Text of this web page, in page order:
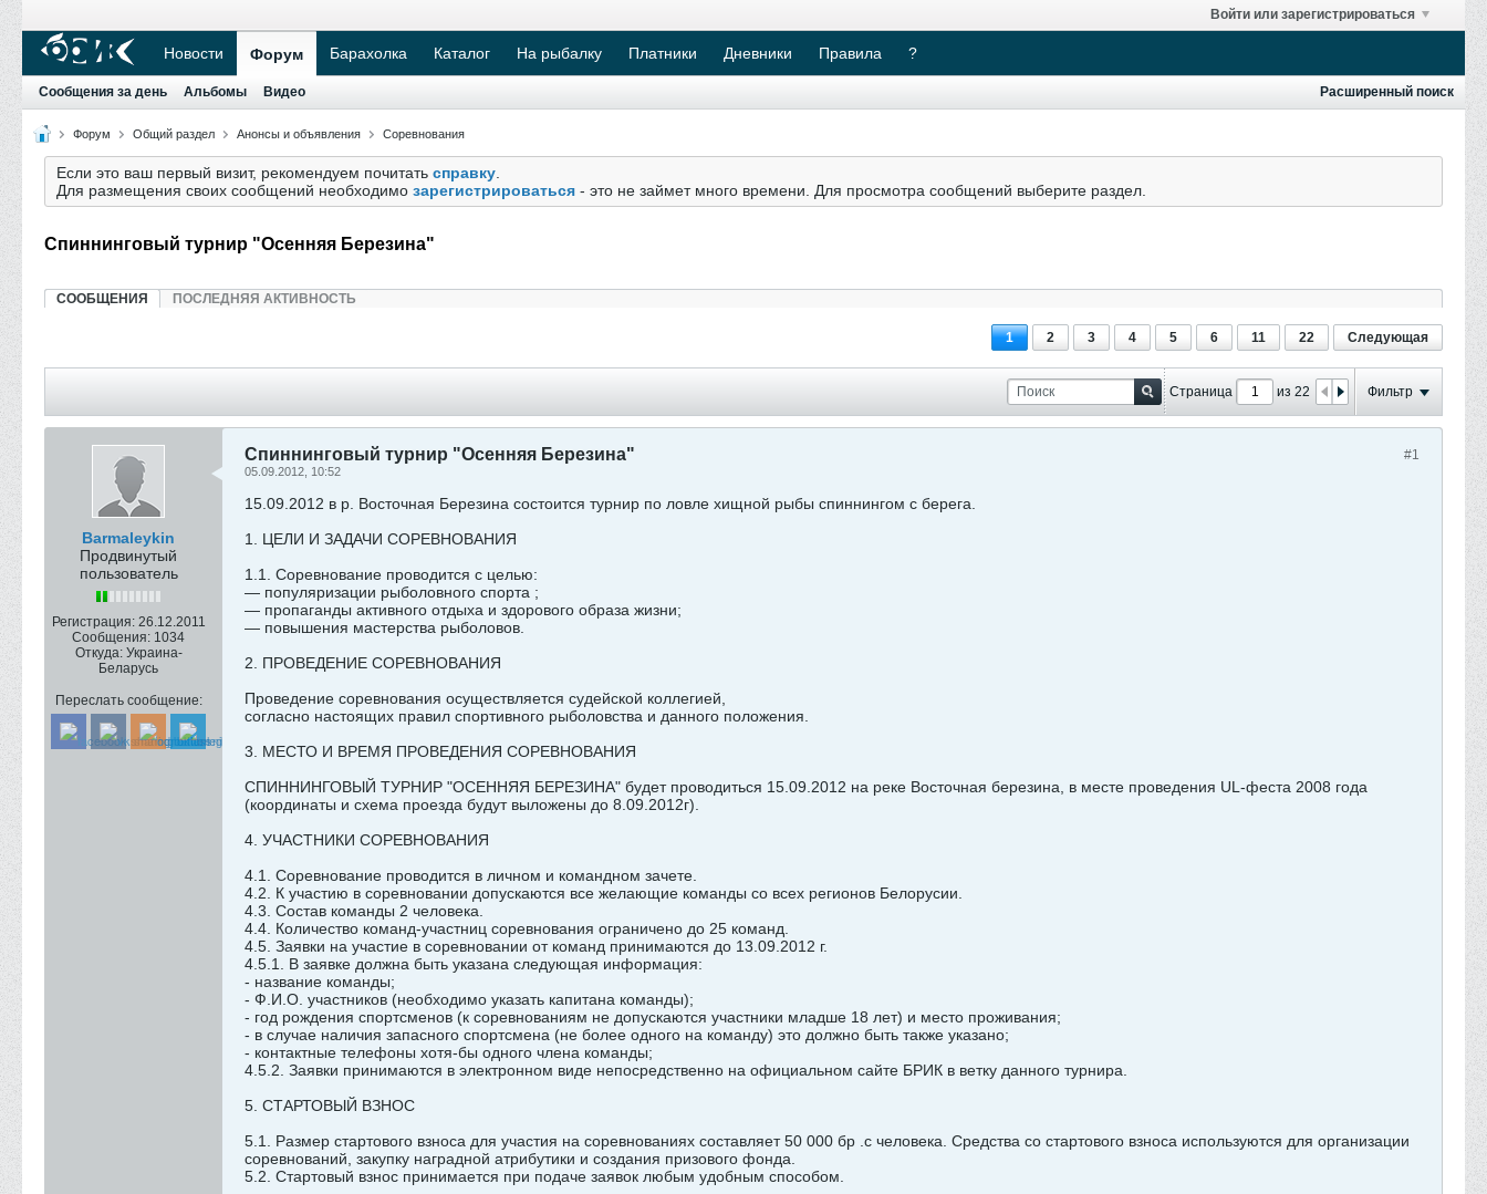
Войти или зарегистрироваться
Новости Форум Барахолка Каталог На рыбалку Платники Дневники Правила ?
Сообщения за день Альбомы Видео Расширенный поиск
Форум Общий раздел Анонсы и объявления Соревнования
Если это ваш первый визит, рекомендуем почитать справку
Для размещения своих сообщений необходимо зарегистрироваться - это не займет много времени. Для просмотра сообщений выберите раздел.
Спиннинговый турнир "Осенняя Березина"
СООБЩЕНИЯ ПОСЛЕДНЯЯ АКТИВНОСТЬ
1 2 3 4 5 6 11 22 Следующая
Страница из 22 Фильтр
Barmaleykin
Продвинутый
пользователь
Регистрация: 26.12.2011
Сообщения: 1034
Откуда: Украина-
Беларусь
Переслать сообщение:
#1
Спиннинговый турнир "Осенняя Березина"
05.09.2012, 10:52
15.09.2012 в р. Восточная Березина состоится турнир по ловле хищной рыбы спиннингом с берега.
1. ЦЕЛИ И ЗАДАЧИ СОРЕВНОВАНИЯ
1.1. Соревнование проводится с целью:
— популяризации рыболовного спорта ;
— пропаганды активного отдыха и здорового образа жизни;
— повышения мастерства рыболовов.
2. ПРОВЕДЕНИЕ СОРЕВНОВАНИЯ
Проведение соревнования осуществляется судейской коллегией,
согласно настоящих правил спортивного рыболовства и данного положения.
3. МЕСТО И ВРЕМЯ ПРОВЕДЕНИЯ СОРЕВНОВАНИЯ
СПИННИНГОВЫЙ ТУРНИР "ОСЕННЯЯ БЕРЕЗИНА" будет проводиться 15.09.2012 на реке Восточная березина, в месте проведения UL-феста 2008 года
(координаты и схема проезда будут выложены до 8.09.2012г).
4. УЧАСТНИКИ СОРЕВНОВАНИЯ
4.1. Соревнование проводится в личном и командном зачете.
4.2. К участию в соревновании допускаются все желающие команды со всех регионов Белорусии.
4.3. Состав команды 2 человека.
4.4. Количество команд-участниц соревнования ограничено до 25 команд.
4.5. Заявки на участие в соревновании от команд принимаются до 13.09.2012 г.
4.5.1. В заявке должна быть указана следующая информация:
- название команды;
- Ф.И.О. участников (необходимо указать капитана команды);
- год рождения спортсменов (к соревнованиям не допускаются участники младше 18 лет) и место проживания;
- в случае наличия запасного спортсмена (не более одного на команду) это должно быть также указано;
- контактные телефоны хотя-бы одного члена команды;
4.5.2. Заявки принимаются в электронном виде непосредственно на официальном сайте БРИК в ветку данного турнира.
5. СТАРТОВЫЙ ВЗНОС
5.1. Размер стартового взноса для участия на соревнованиях составляет 50 000 бр .с человека. Средства со стартового взноса используются для организации
соревнований, закупку наградной атрибутики и создания призового фонда.
5.2. Стартовый взнос принимается при подаче заявок любым удобным способом.